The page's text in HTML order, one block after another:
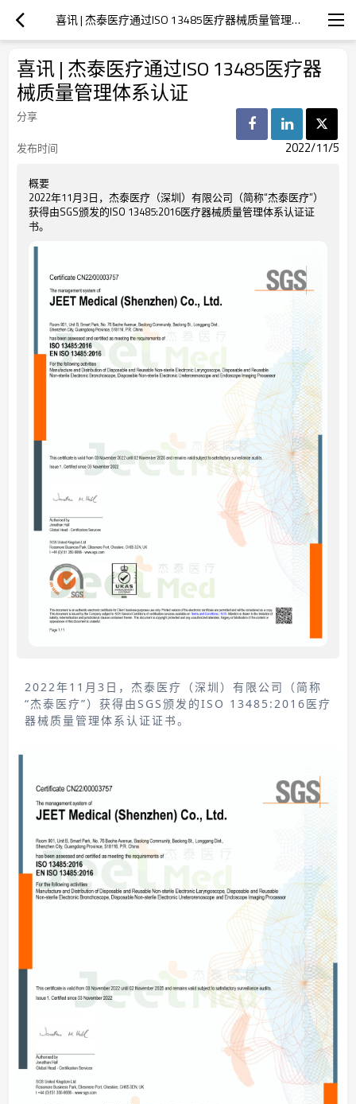
喜讯 | 杰泰医疗通过ISO 13485医疗器械质量管理体系认证
喜讯 | 杰泰医疗通过ISO 13485医疗器
械质量管理体系认证
分享
发布时间
2022/11/5
概要
2022年11月3日，杰泰医疗（深圳）有限公司（简称“杰泰医疗”）
获得由SGS颁发的ISO 13485:2016医疗器械质量管理体系认证证
书。
2022年11月3日，杰泰医疗（深圳）有限公司（简称
“杰泰医疗”）获得由SGS颁发的ISO 13485:2016医疗
器械质量管理体系认证证书。